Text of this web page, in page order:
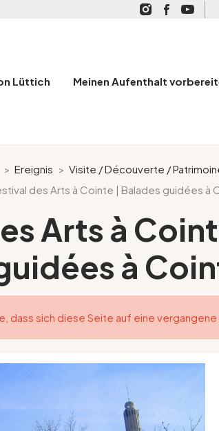
Lüttich Meinen Aufenthalt
> Ereignis > Visite / Découverte /
des Arts à Cointe | Balades guidées à
Arts à
à
dass sich diese Seite auf eine